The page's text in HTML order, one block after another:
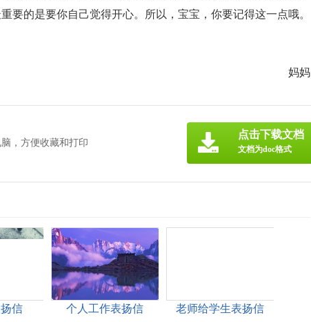
要的是要你自己觉得开心。所以，宝宝，你要记得这一点哦。
妈妈
，方便收藏和打印
点击下载文档
文档为doc格式
信 个人工作表扬信 老师给学生表扬信